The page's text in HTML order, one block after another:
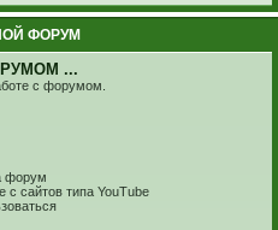
ФОРУМ
...
с форумом.
форум
с сайтов типа YouTube